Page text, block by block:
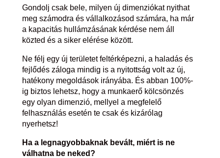
Gondolj csak bele, milyen új dimenziókat nyithat
meg számodra és vállalkozásod számára, ha már
a kapacitás hullámzásának kérdése nem áll
közted és a siker elérése között.
Ne félj egy új területet feltérképezni, a haladás és
fejlődés záloga mindig is a nyitottság volt az új,
hatékony megoldások irányába. És abban 100%-
ig biztos lehetsz, hogy a munkaerő kölcsönzés
egy olyan dimenzió, mellyel a megfelelő
felhasználás esetén te csak és kizárólag
nyerhetsz!
Ha a legnagyobbaknak bevált, miért is ne
válhatna be neked?